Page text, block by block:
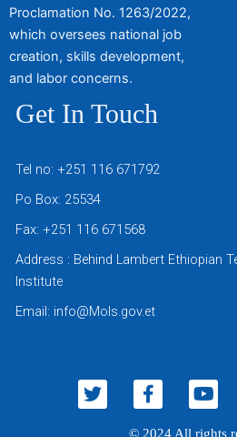
Proclamation No. 1263/2022,
which oversees national job
creation, skills development,
and labor concerns.
Get In Touch
Tel no: +251 116 671792
Po Box: 25534
Fax: +251 116 671568
Address : Behind Lambert Ethiopian
Institute
Email: info@Mols.gov.et
T
w
F
a
c
Y
o
u
© 2024 All rights